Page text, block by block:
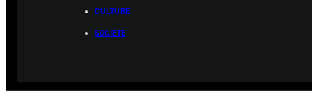
CULTURE
SOCIÉTÉ